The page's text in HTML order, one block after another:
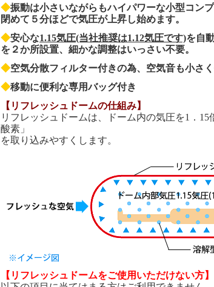
◆振動は小さいながらもハイパワーな小型コン
閉めて５分ほどで気圧が上昇し始めます。
◆安心な1.15気圧(当社推奨は1.12気圧です)を自
を２か所設置、細かな調整はいっさい不要。
◆空気分散フィルター付きの為、空気音も小さ
◆移動に便利な専用バッグ付き
【リフレッシュドームの仕組み】
リフレッシュドームは、ドーム内の気圧を1．
酸素」
を取り込みやすくします。
【リフレッシュドームをご使用いただけない方】